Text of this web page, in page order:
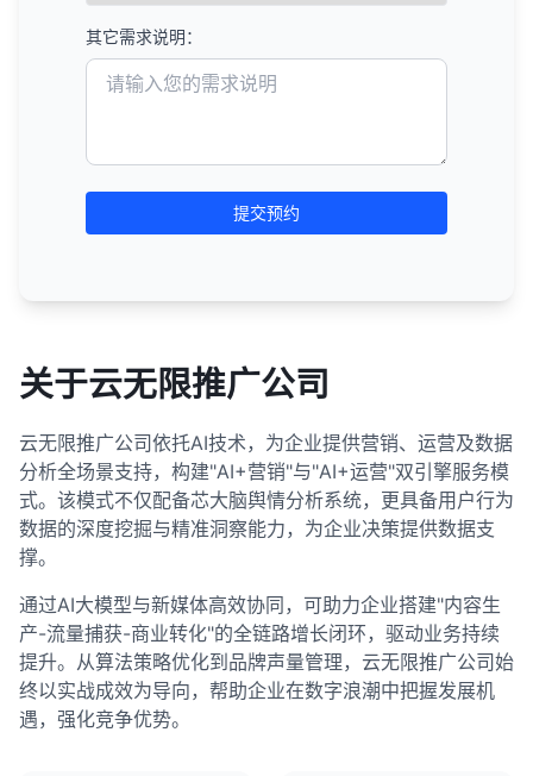
其它需求说明：
提交预约
关于云无限推广公司
云无限推广公司依托AI技术，为企业提供营销、运营及数据
分析全场景支持，构建"AI+营销"与"AI+运营"双引擎服务模
式。该模式不仅配备芯大脑舆情分析系统，更具备用户行为
数据的深度挖掘与精准洞察能力，为企业决策提供数据支
撑。
通过AI大模型与新媒体高效协同，可助力企业搭建"内容生
产-流量捕获-商业转化"的全链路增长闭环，驱动业务持续
提升。从算法策略优化到品牌声量管理，云无限推广公司始
终以实战成效为导向，帮助企业在数字浪潮中把握发展机
遇，强化竞争优势。